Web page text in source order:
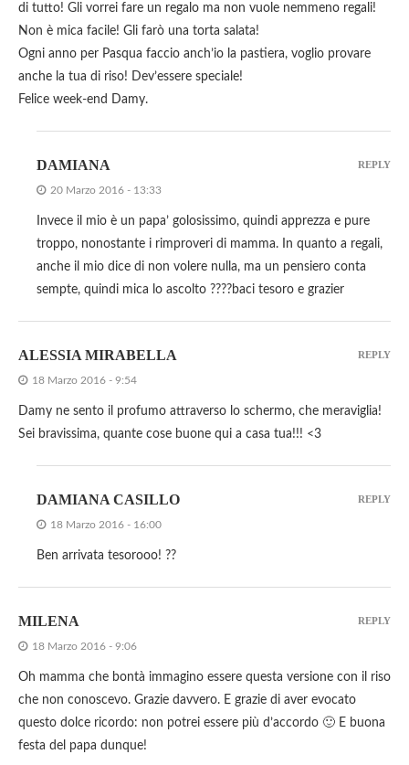
di tutto! Gli vorrei fare un regalo ma non vuole nemmeno regali!
Non è mica facile! Gli farò una torta salata!
Ogni anno per Pasqua faccio anch’io la pastiera, voglio provare
anche la tua di riso! Dev’essere speciale!
Felice week-end Damy.
DAMIANA
20 Marzo 2016 - 13:33
Invece il mio è un papa’ golosissimo, quindi apprezza e pure
troppo, nonostante i rimproveri di mamma. In quanto a regali,
anche il mio dice di non volere nulla, ma un pensiero conta
sempte, quindi mica lo ascolto ????baci tesoro e grazier
REPLY
ALESSIA MIRABELLA
18 Marzo 2016 - 9:54
Damy ne sento il profumo attraverso lo schermo, che meraviglia!
Sei bravissima, quante cose buone qui a casa tua!!! <3
REPLY
DAMIANA CASILLO
18 Marzo 2016 - 16:00
Ben arrivata tesorooo! ??
REPLY
MILENA
18 Marzo 2016 - 9:06
Oh mamma che bontà immagino essere questa versione con il riso
che non conoscevo. Grazie davvero. E grazie di aver evocato
questo dolce ricordo: non potrei essere più d’accordo 🙂 E buona
festa del papa dunque!
REPLY